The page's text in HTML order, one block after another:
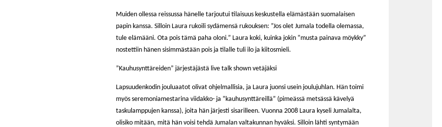
Muiden ollessa reissussa hänelle tarjoutui tilaisuus keskustella elämästään suomalaisen
papin kanssa. Silloin Laura rukoili sydämensä rukouksen: ”Jos olet Jumala todella olemassa,
tule elämääni. Ota pois tämä paha oloni.” Laura koki, kuinka jokin ”musta painava möykky”
nostettiin hänen sisimmästään pois ja tilalle tuli ilo ja kiitosmieli.
”Kauhusynttäreiden” järjestäjästä live talk shown vetäjäksi
Lapsuudenkodin jouluaatot olivat ohjelmallisia, ja Laura juonsi usein joulujuhlan. Hän toimi
myös seremoniamestarina viidakko- ja ”kauhusynttäreillä” (pimeässä metsässä kävelyä
taskulamppujen kanssa), joita hän järjesti sisarilleen. Vuonna 2008 Laura kyseli Jumalalta,
olisiko mitään, mitä hän voisi tehdä Jumalan valtakunnan hyväksi. Silloin lähti syntymään